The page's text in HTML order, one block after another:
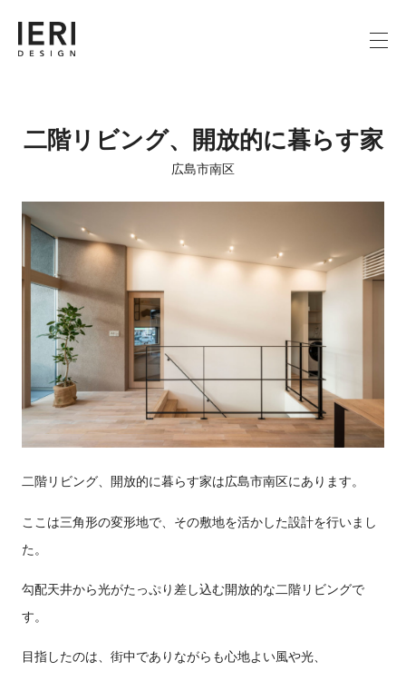
二階リビング、開放的に暮らす家
広島市南区
二階リビング、開放的に暮らす家は広島市南区にあります。
ここは三角形の変形地で、その敷地を活かした設計を行いまし
た。
勾配天井から光がたっぷり差し込む開放的な二階リビングで
す。
目指したのは、街中でありながらも心地よい風や光、